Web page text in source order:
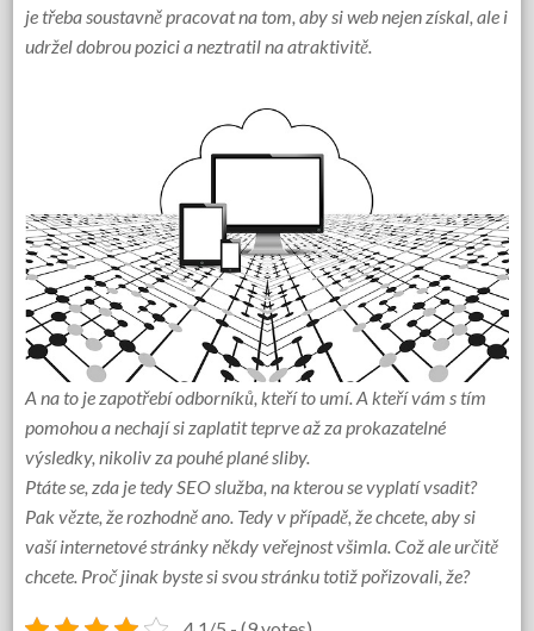
je třeba soustavně pracovat na tom, aby si web nejen získal, ale i
udržel dobrou pozici a neztratil na atraktivitě.
A na to je zapotřebí odborníků, kteří to umí. A kteří vám s tím
pomohou a nechají si zaplatit teprve až za prokazatelné
výsledky, nikoliv za pouhé plané sliby.
Ptáte se, zda je tedySEO služba, na kterou se vyplatí vsadit?
Pak vězte, že rozhodně ano. Tedy v případě, že chcete, aby si
vaší internetové stránky někdy veřejnost všimla. Což ale určitě
chcete. Proč jinak byste si svou stránku totiž pořizovali, že?